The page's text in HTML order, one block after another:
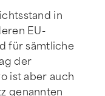
in
EU-
für sämtliche
der
ist aber auch
genannten